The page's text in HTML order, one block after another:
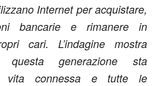
Internet per acquistare,
bancarie e rimanere in
cari. L’indagine mostra
questa generazione sta
vita connessa e tutte le